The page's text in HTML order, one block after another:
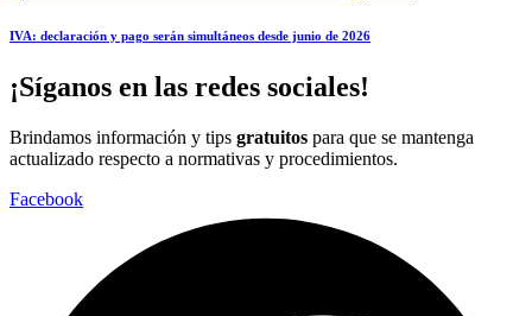
IVA: declaración y pago serán simultáneos desde junio de 2026
¡Síganos en las redes sociales!
Brindamos información y tips gratuitos para que se mantenga
actualizado respecto a normativas y procedimientos.
Facebook